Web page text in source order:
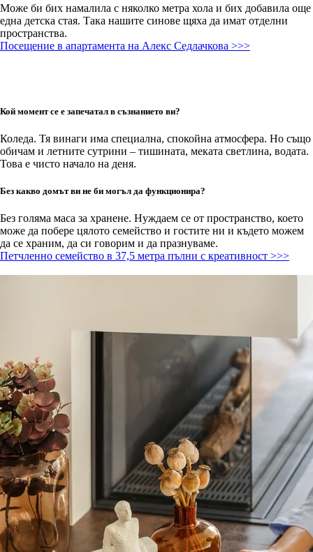
Може би бих намалила с няколко метра хола и бих добавила още
една детска стая. Така нашите синове щяха да имат отделни
пространства.
Посещение в апартамента на Алекс Седлачкова >>>
Кой момент се е запечатал в съзнанието ви?
Коледа. Тя винаги има специална, спокойна атмосфера. Но също
обичам и летните сутрини – тишината, меката светлина, водата.
Това е чисто начало на деня.
Без какво домът ви не би могъл да функционира?
Без голяма маса за хранене. Нуждаем се от пространство, което
може да побере цялото семейство и гостите ни и където можем
да се храним, да си говорим и да празнуваме.
Петчленно семейство в 37,5 метра пълни с креативност >>>